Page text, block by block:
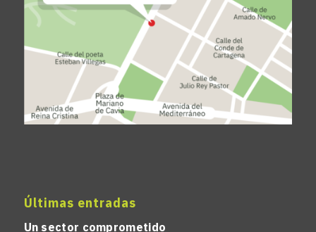
Últimas entradas
Un sector comprometido